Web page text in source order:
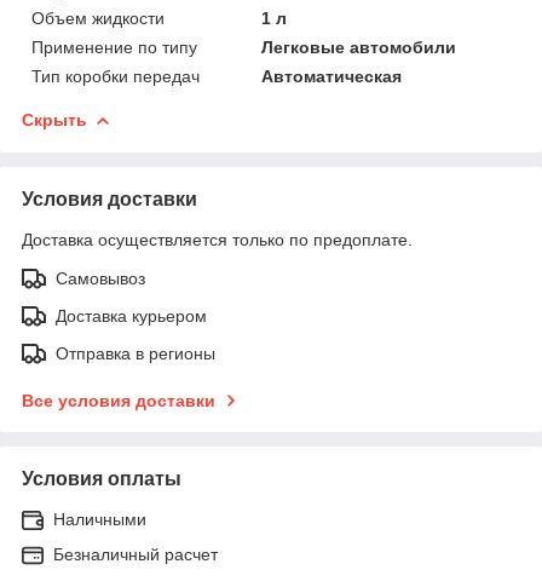
Объем жидкости
1 л
Применение по типу
Легковые автомобили
Тип коробки передач
Автоматическая
Скрыть
Условия доставки
Доставка осуществляется только по предоплате.
Самовывоз
Доставка курьером
Отправка в регионы
Все условия доставки
Условия оплаты
Наличными
Безналичный расчет